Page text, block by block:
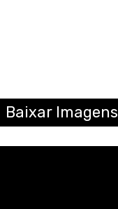
Baixar Imagens